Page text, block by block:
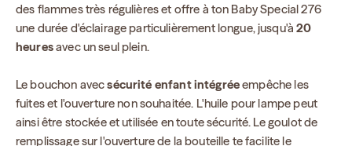
des flammes très régulières et offre à ton Baby Special 276
une durée d'éclairage particulièrement longue, jusqu'à20
heuresavec un seul plein.
Le bouchon avecsécurité enfant intégréeempêche les
fuites et l'ouverture non souhaitée. L'huile pour lampe peut
ainsi être stockée et utilisée en toute sécurité. Le goulot de
remplissage sur l'ouverture de la bouteille te facilite le